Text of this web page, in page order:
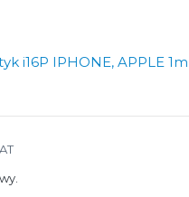
i16P IPHONE, APPLE 1m